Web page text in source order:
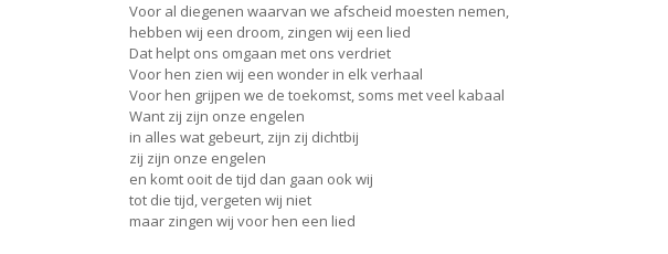
Voor al diegenen waarvan we afscheid moesten nemen,
hebben wij een droom, zingen wij een lied
Dat helpt ons omgaan met ons verdriet
Voor hen zien wij een wonder in elk verhaal
Voor hen grijpen we de toekomst, soms met veel kabaal
Want zij zijn onze engelen
in alles wat gebeurt, zijn zij dichtbij
zij zijn onze engelen
en komt ooit de tijd dan gaan ook wij
tot die tijd, vergeten wij niet
maar zingen wij voor hen een lied